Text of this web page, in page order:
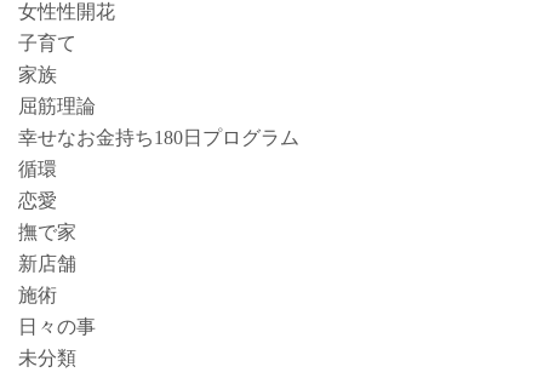
女性性開花
子育て
家族
屈筋理論
幸せなお金持ち180日プログラム
循環
恋愛
撫で家
新店舗
施術
日々の事
未分類